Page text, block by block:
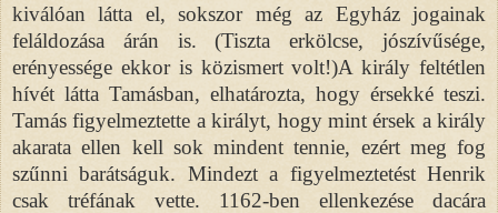
kiválóan látta el, sokszor még az Egyház jogainak
feláldozása árán is. (Tiszta erkölcse, jószívűsége,
erényessége ekkor is közismert volt!)A király feltétlen
hívét látta Tamásban, elhatározta, hogy érsekké teszi.
Tamás figyelmeztette a királyt, hogy mint érsek a király
akarata ellen kell sok mindent tennie, ezért meg fog
szűnni barátságuk. Mindezt a figyelmeztetést Henrik
csak tréfának vette. 1162-ben ellenkezése dacára